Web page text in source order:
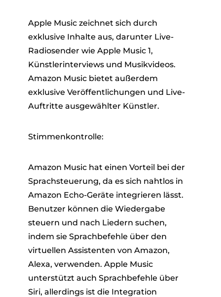
Apple Music zeichnet sich durch
exklusive Inhalte aus, darunter Live-
Radiosender wie Apple Music 1,
Künstlerinterviews und Musikvideos.
Amazon Music bietet außerdem
exklusive Veröffentlichungen und Live-
Auftritte ausgewählter Künstler.
Stimmenkontrolle:
Amazon Music hat einen Vorteil bei der
Sprachsteuerung, da es sich nahtlos in
Amazon Echo-Geräte integrieren lässt.
Benutzer können die Wiedergabe
steuern und nach Liedern suchen,
indem sie Sprachbefehle über den
virtuellen Assistenten von Amazon,
Alexa, verwenden. Apple Music
unterstützt auch Sprachbefehle über
Siri, allerdings ist die Integration